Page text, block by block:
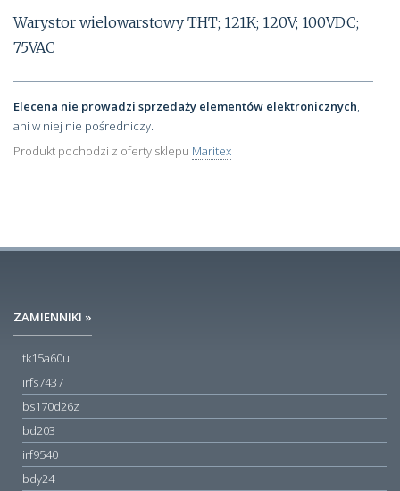
Warystor wielowarstowy THT; 121K; 120V; 100VDC;
75VAC
Elecena nie prowadzi sprzedaży elementów elektronicznych,
ani w niej nie pośredniczy.
Produkt pochodzi z oferty sklepu Maritex
ZAMIENNIKI »
tk15a60u
irfs7437
bs170d26z
bd203
irf9540
bdy24